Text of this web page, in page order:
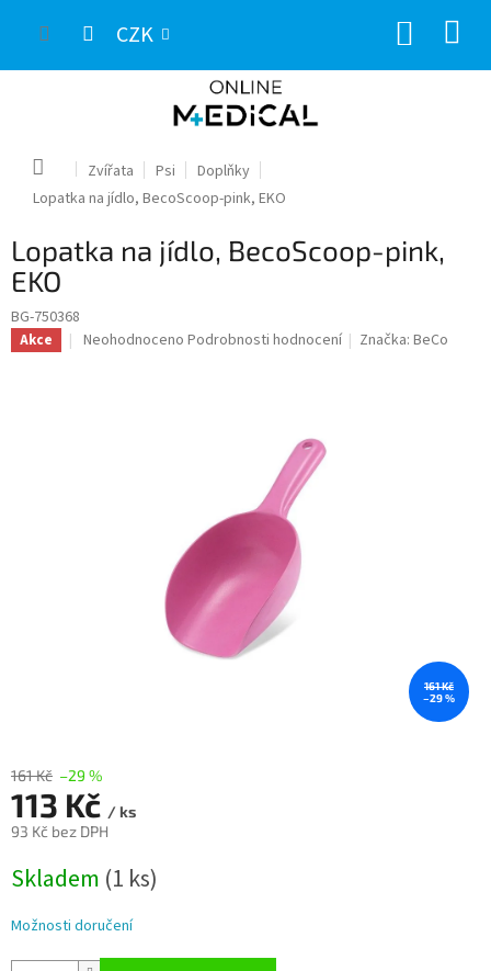
CZK
Domů Zvířata Psi
Doplňky
Lopatka na jídlo, BecoScoop-pink, EKO
Lopatka na jídlo, BecoScoop-pink,
EKO
BG-750368
Akce
Průměrné
Neohodnoceno Podrobnosti hodnocení Značka:BeCo
161 Kč
–29 %
161 Kč –29 %
113 Kč / ks
93 Kč bez DPH
cena:
Skladem (1 ks)
Možnosti doručení